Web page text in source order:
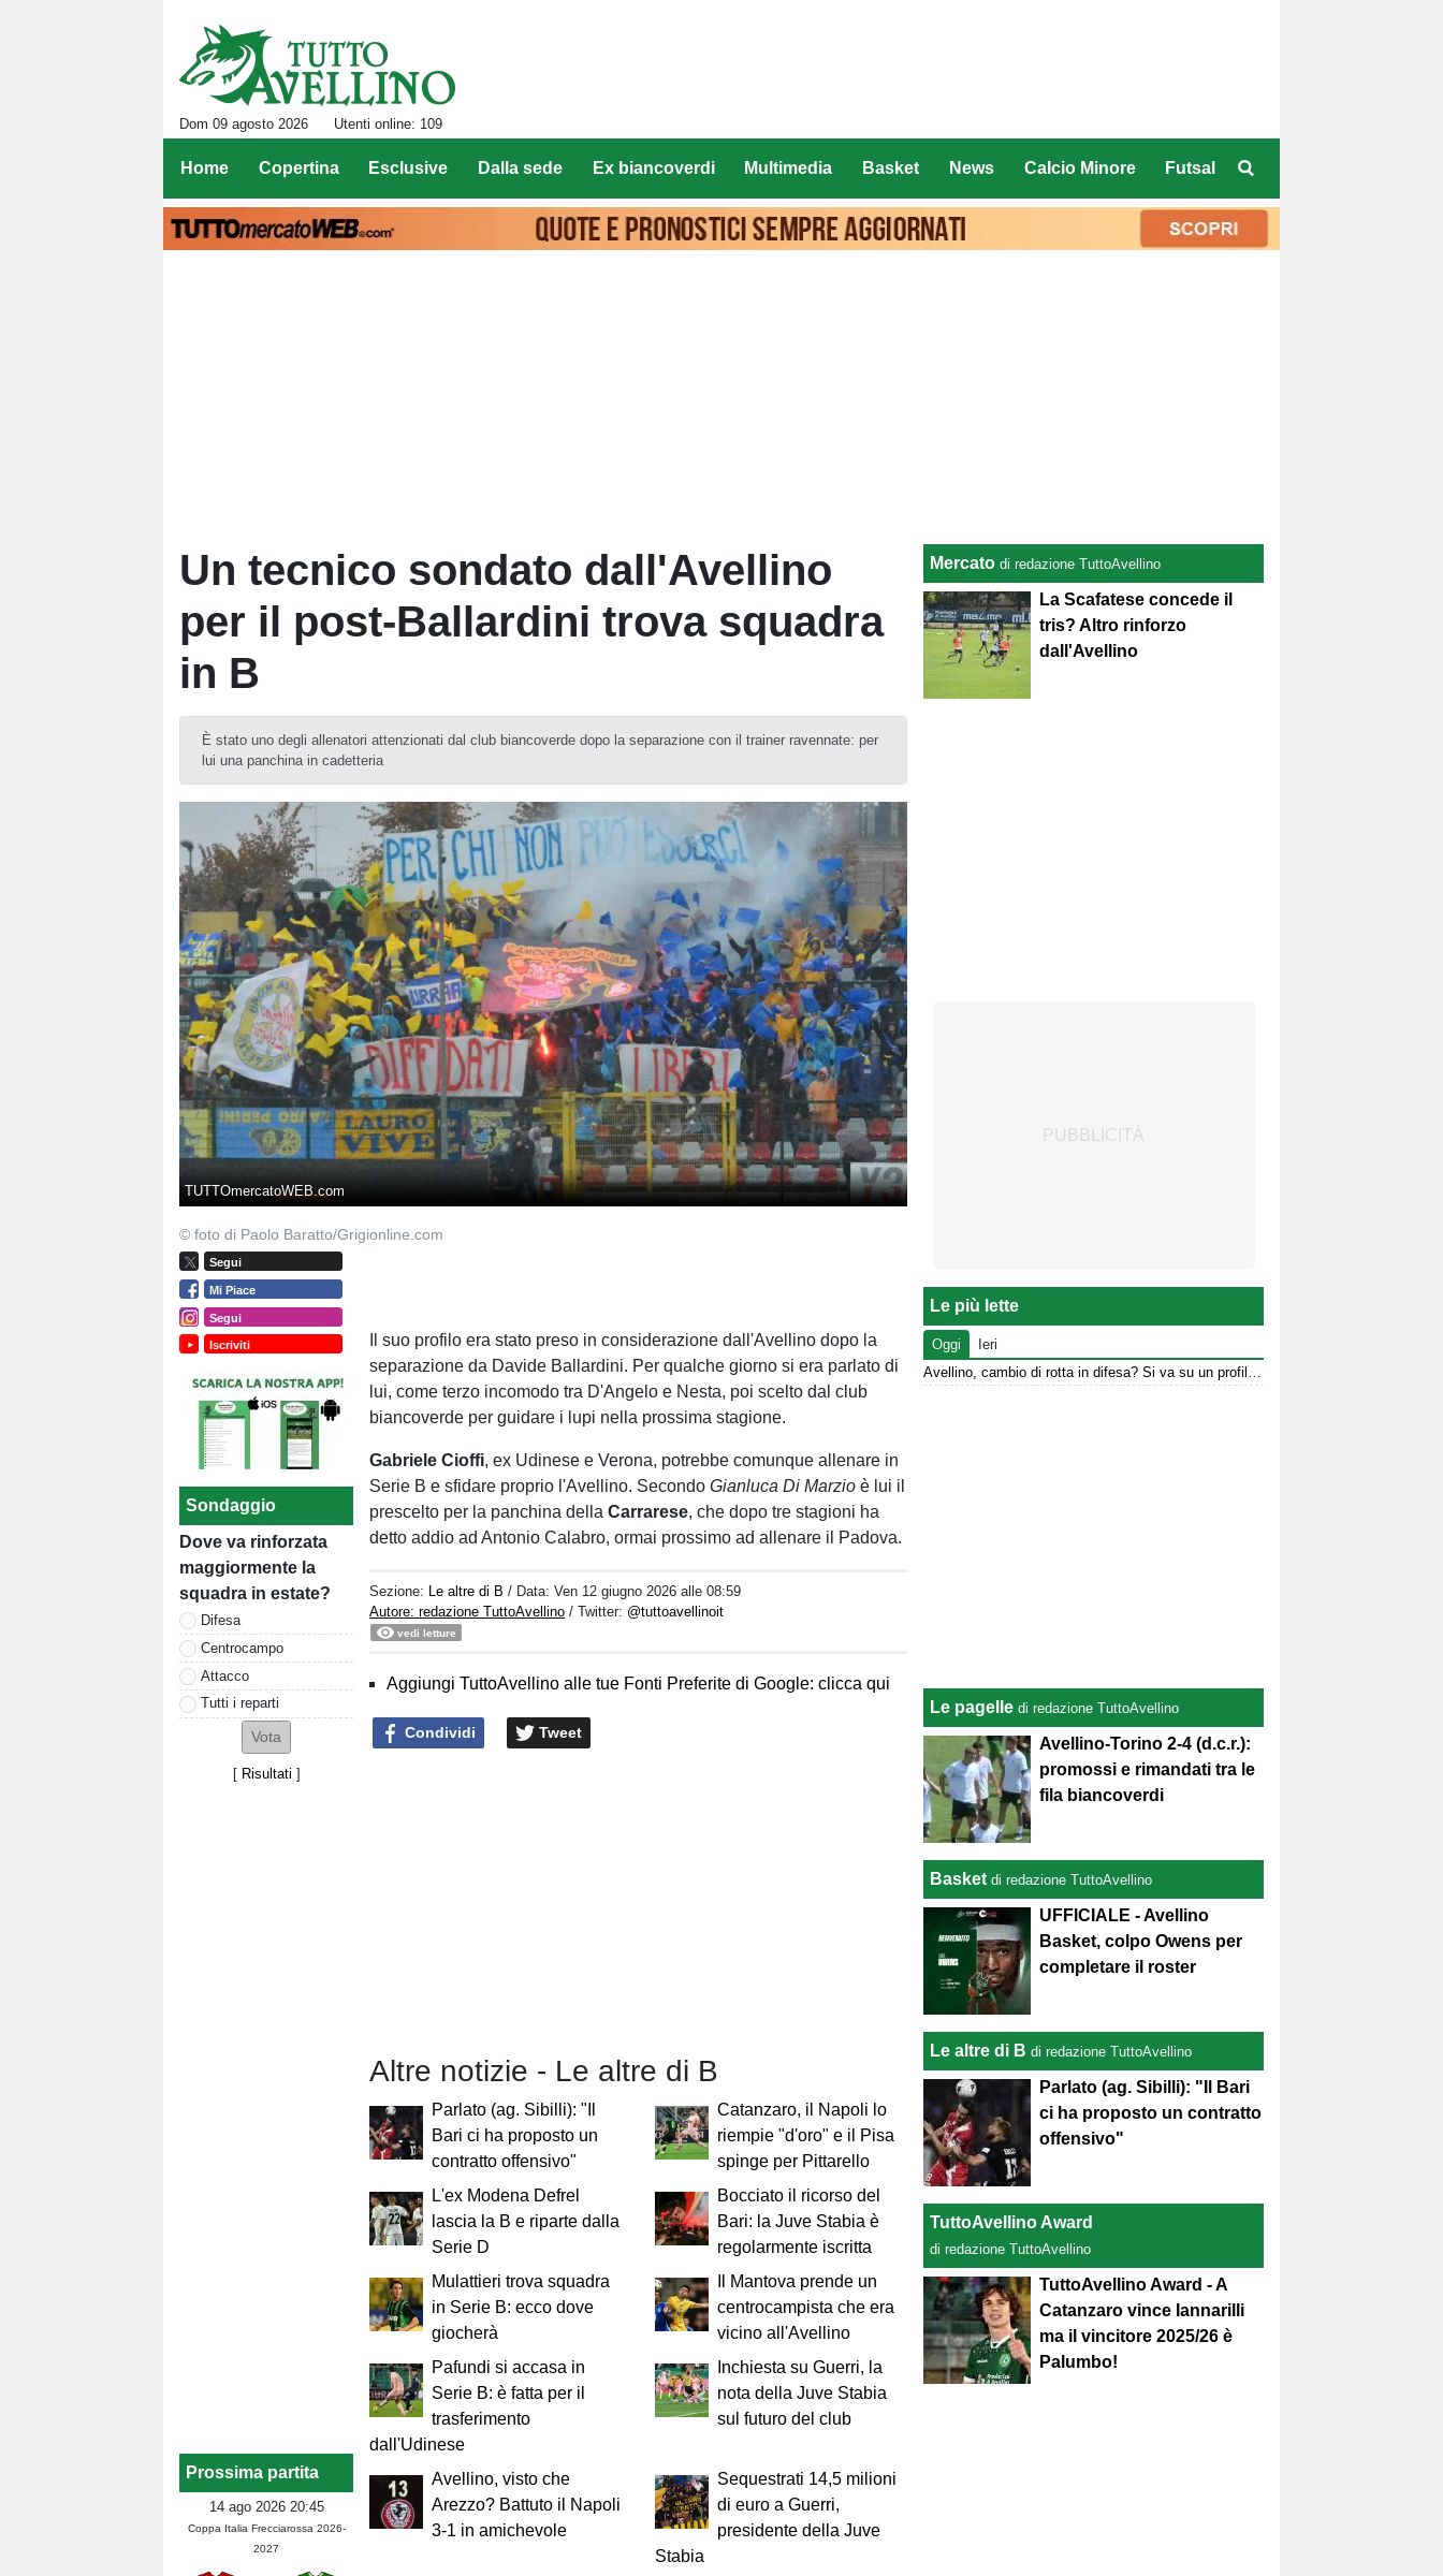
Dom 09 agosto 2026 Utenti online: 109
Home Copertina Esclusive Dalla sede Ex biancoverdi Multimedia Basket News Calcio Minore Futsal
Un tecnico sondato dall'Avellino
per il post-Ballardini trova squadra
in B
È stato uno degli allenatori attenzionati dal club biancoverde dopo la separazione con il trainer ravennate: per
lui una panchina in cadetteria
TUTTOmercatoWEB.com
© foto di Paolo Baratto/Grigionline.com
Segui
Mi Piace
Segui
Iscriviti
Sondaggio
Dove va rinforzata
maggiormente la
squadra in estate?
Difesa
Centrocampo
Attacco
Tutti i reparti
[ Risultati ]
Prossima partita
14 ago 2026 20:45
Coppa Italia Frecciarossa 2026-
2027
Il suo profilo era stato preso in considerazione dall'Avellino dopo la
separazione da Davide Ballardini. Per qualche giorno si era parlato di
lui, come terzo incomodo tra D'Angelo e Nesta, poi scelto dal club
biancoverde per guidare i lupi nella prossima stagione.
Gabriele Cioffi, ex Udinese e Verona, potrebbe comunque allenare in
Serie B e sfidare proprio l'Avellino. SecondoGianluca Di Marzio è lui il
prescelto per la panchina dellaCarrarese, che dopo tre stagioni ha
detto addio ad Antonio Calabro, ormai prossimo ad allenare il Padova.
Sezione: Le altre di B / Data:Ven 12 giugno 2026 alle 08:59
Autore: redazione TuttoAvellino / Twitter: @tuttoavellinoit
vedi letture
Aggiungi TuttoAvellino alle tue Fonti Preferite di Google: clicca qui
Condividi Tweet
Altre notizie - Le altre di B
Parlato (ag. Sibilli): "Il
Bari ci ha proposto un
contratto offensivo"
Catanzaro, il Napoli lo
riempie "d'oro" e il Pisa
spinge per Pittarello
L'ex Modena Defrel
lascia la B e riparte dalla
Serie D
Bocciato il ricorso del
Bari: la Juve Stabia è
regolarmente iscritta
Mulattieri trova squadra
in Serie B: ecco dove
giocherà
Il Mantova prende un
centrocampista che era
vicino all'Avellino
Pafundi si accasa in
Serie B: è fatta per il
trasferimento
dall'Udinese
Inchiesta su Guerri, la
nota della Juve Stabia
sul futuro del club
Avellino, visto che
Arezzo? Battuto il Napoli
3-1 in amichevole
Sequestrati 14,5 milioni
di euro a Guerri,
presidente della Juve
Stabia
Mercato di redazione TuttoAvellino
La Scafatese concede il
tris? Altro rinforzo
dall'Avellino
Le più lette
Oggi
Ieri
Avellino, cambio di rotta in difesa? Si va su un profilo over
Le pagelle di redazione TuttoAvellino
Avellino-Torino 2-4 (d.c.r.):
promossi e rimandati tra le
fila biancoverdi
Basket di redazione TuttoAvellino
UFFICIALE - Avellino
Basket, colpo Owens per
completare il roster
Le altre di B di redazione TuttoAvellino
Parlato (ag. Sibilli): "Il Bari
ci ha proposto un contratto
offensivo"
TuttoAvellino Award
di redazione TuttoAvellino
TuttoAvellino Award - A
Catanzaro vince Iannarilli
ma il vincitore 2025/26 è
Palumbo!